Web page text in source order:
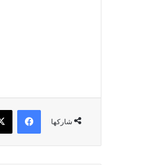
شاركها